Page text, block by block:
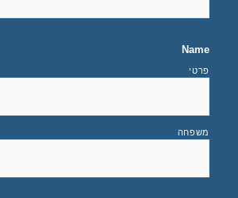
Name
פרטי
משפחה